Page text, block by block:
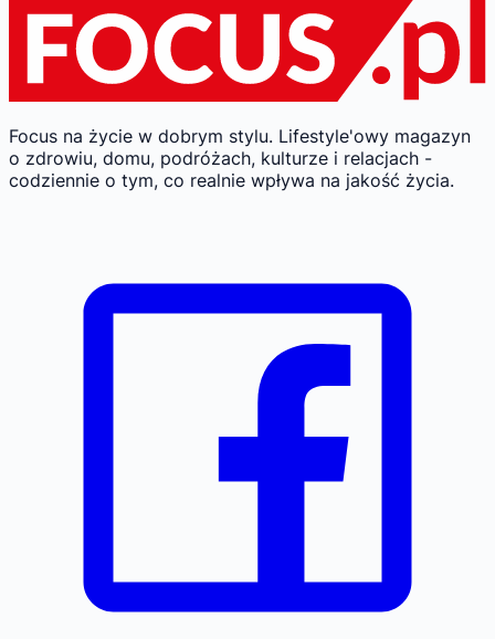
Focus na życie w dobrym stylu. Lifestyle'owy magazyn
o zdrowiu, domu, podróżach, kulturze i relacjach -
codziennie o tym, co realnie wpływa na jakość życia.